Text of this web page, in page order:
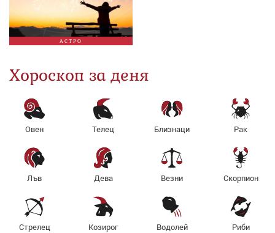
АСТРО
Хороскоп за деня
Овен Телец Близнаци Рак
Лъв Дева Везни Скорпион
Стрелец Козирог Водолей Риби